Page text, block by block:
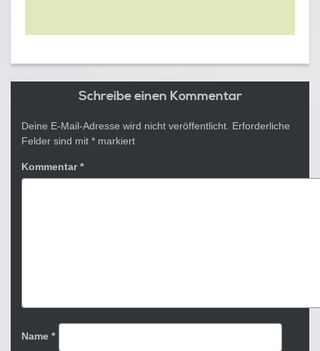
Schreibe einen Kommentar
Deine E-Mail-Adresse wird nicht veröffentlicht. Erforderliche
Felder sind mit * markiert
Kommentar*
Name *